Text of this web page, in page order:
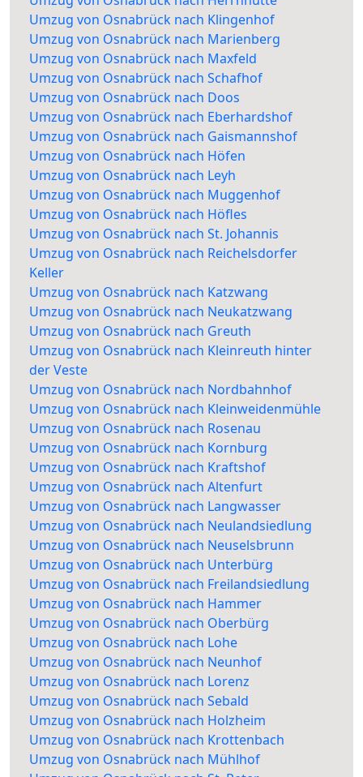
Umzug von Osnabrück nach Klingenhof
Umzug von Osnabrück nach Marienberg
Umzug von Osnabrück nach Maxfeld
Umzug von Osnabrück nach Schafhof
Umzug von Osnabrück nach Doos
Umzug von Osnabrück nach Eberhardshof
Umzug von Osnabrück nach Gaismannshof
Umzug von Osnabrück nach Höfen
Umzug von Osnabrück nach Leyh
Umzug von Osnabrück nach Muggenhof
Umzug von Osnabrück nach Höfles
Umzug von Osnabrück nach St. Johannis
Umzug von Osnabrück nach Reichelsdorfer
Keller
Umzug von Osnabrück nach Katzwang
Umzug von Osnabrück nach Neukatzwang
Umzug von Osnabrück nach Greuth
Umzug von Osnabrück nach Kleinreuth hinter
der Veste
Umzug von Osnabrück nach Nordbahnhof
Umzug von Osnabrück nach Kleinweidenmühle
Umzug von Osnabrück nach Rosenau
Umzug von Osnabrück nach Kornburg
Umzug von Osnabrück nach Kraftshof
Umzug von Osnabrück nach Altenfurt
Umzug von Osnabrück nach Langwasser
Umzug von Osnabrück nach Neulandsiedlung
Umzug von Osnabrück nach Neuselsbrunn
Umzug von Osnabrück nach Unterbürg
Umzug von Osnabrück nach Freilandsiedlung
Umzug von Osnabrück nach Hammer
Umzug von Osnabrück nach Oberbürg
Umzug von Osnabrück nach Lohe
Umzug von Osnabrück nach Neunhof
Umzug von Osnabrück nach Lorenz
Umzug von Osnabrück nach Sebald
Umzug von Osnabrück nach Holzheim
Umzug von Osnabrück nach Krottenbach
Umzug von Osnabrück nach Mühlhof